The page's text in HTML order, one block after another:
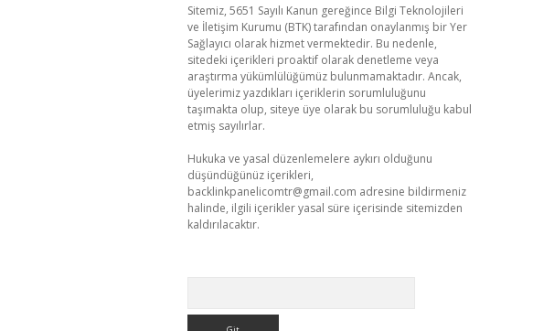
Sitemiz, 5651 Sayılı Kanun gereğince Bilgi Teknolojileri
ve İletişim Kurumu (BTK) tarafından onaylanmış bir Yer
Sağlayıcı olarak hizmet vermektedir. Bu nedenle,
sitedeki içerikleri proaktif olarak denetleme veya
araştırma yükümlülüğümüz bulunmamaktadır. Ancak,
üyelerimiz yazdıkları içeriklerin sorumluluğunu
taşımakta olup, siteye üye olarak bu sorumluluğu kabul
etmiş sayılırlar.
Hukuka ve yasal düzenlemelere aykırı olduğunu
düşündüğünüz içerikleri,
backlinkpanelicomtr@gmail.com adresine bildirmeniz
halinde, ilgili içerikler yasal süre içerisinde sitemizden
kaldırılacaktır.